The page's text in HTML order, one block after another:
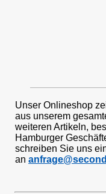
Unser Onlineshop
aus unserem
weiteren Artikeln,
Hamburger
schreiben Sie uns
an